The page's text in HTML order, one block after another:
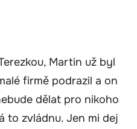
Martin už byl
firmě podrazil a on
dělat pro nikoho
to zvládnu. Jen mi dej